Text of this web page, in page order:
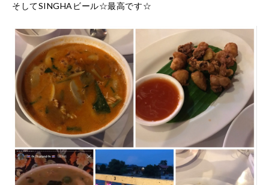
そしてSINGHAビール☆最高です☆